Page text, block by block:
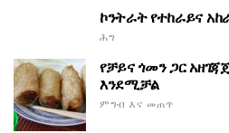
ኮንትራት የተከራይና
ሕግ
የቻይና ጎመን ጋር
እንደሚቻል
ምግብ እና መጠጥ